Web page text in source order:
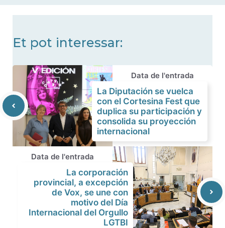
Et pot interessar:
Data de l'entrada
La Diputación se vuelca
con el Cortesina Fest que
duplica su participación y
consolida su proyección
internacional
Data de l'entrada
La corporación
provincial, a excepción
de Vox, se une con
motivo del Día
Internacional del Orgullo
LGTBI